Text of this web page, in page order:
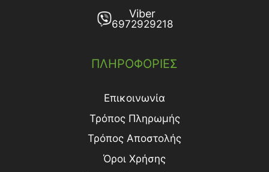
Viber
6972929218
ΠΛΗΡΟΦΟΡΙΕΣ
Επικοινωνία
Τρόπος Πληρωμής
Τρόπος Aποστολής
Όροι Χρήσης